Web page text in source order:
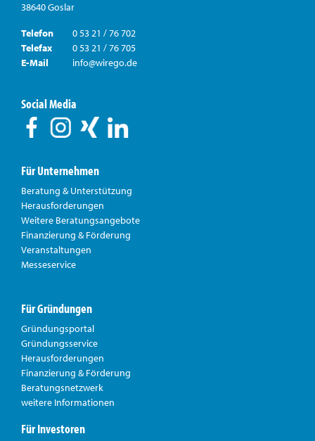
38640 Goslar
Telefon
0 53 21 / 76 702
Telefax
0 53 21 / 76 705
E-Mail
info@wirego.de
Social Media
Für Unternehmen
Beratung & Unterstützung
Herausforderungen
Weitere Beratungsangebote
Finanzierung & Förderung
Veranstaltungen
Messeservice
Für Gründungen
Gründungsportal
Gründungsservice
Herausforderungen
Finanzierung & Förderung
Beratungsnetzwerk
weitere Informationen
Für Investoren